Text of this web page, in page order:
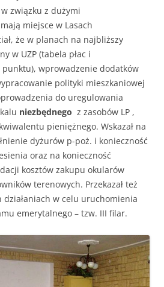
związku z dużymi
miejsce w Lasach
że w planach na najbliższy
w UZP (tabela płac i
wprowadzenie dodatków
polityki mieszkaniowej
do uregulowania
niezbędnego z zasobów LP ,
pieniężnego. Wskazał na
dyżurów p-poż. i konieczność
oraz na konieczność
kosztów zakupu okularów
terenowych. Przekazał też
w celu uruchomienia
emerytalnego – tzw. III filar.